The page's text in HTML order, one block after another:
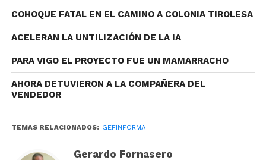
Reproductor
de
audio
00:00
de Farmacéuticos de Córdoba).
comunidad disminuir las complicaciones,
COHOQUE FATAL EN EL CAMINO A COLONIA TIROLESA
ACELERAN LA UNTILIZACIÓN DE LA IA
PARA VIGO EL PROYECTO FUE UN MAMARRACHO
AHORA DETUVIERON A LA COMPAÑERA DEL
VENDEDOR
TEMAS RELACIONADOS: GEFINFORMA
Gerardo Fornasero